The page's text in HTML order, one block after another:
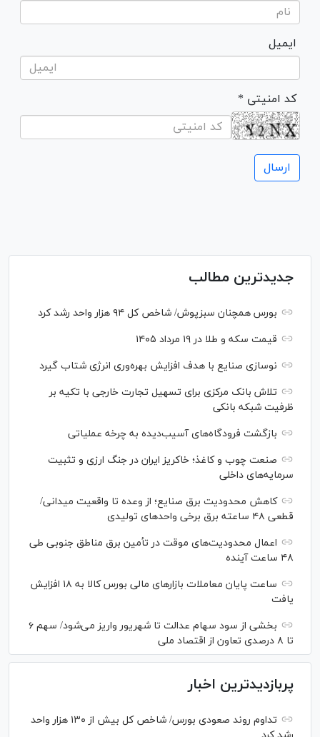
ایمیل
* کد امنیتی
جدیدترین مطالب
بورس همچنان سبزپوش/ شاخص کل ۹۴ هزار واحد رشد کرد
قیمت سکه و طلا در ۱۹ مرداد ۱۴۰۵
نوسازی صنایع با هدف افزایش بهره‌وری انرژی شتاب گیرد
تلاش بانک مرکزی برای تسهیل تجارت خارجی با تکیه بر
ظرفیت شبکه بانکی
بازگشت فرودگاه‌های آسیب‌دیده به چرخه عملیاتی
صنعت چوب و کاغذ؛ خاکریز ایران در جنگ ارزی و تثبیت
سرمایه‌های داخلی
کاهش محدودیت برق صنایع؛ از وعده تا واقعیت میدانی/
قطعی ۴۸ ساعته برق برخی واحد‌های تولیدی
اعمال محدودیت‌های موقت در تأمین برق مناطق جنوبی طی
۴۸ ساعت آینده
ساعت پایان معاملات بازار‌های مالی بورس کالا به ۱۸ افزایش
یافت
بخشی از سود سهام عدالت تا شهریور واریز می‌شود/ سهم ۶
تا ۸ درصدی تعاون از اقتصاد ملی
پربازدیدترین اخبار
تداوم روند صعودی بورس/ شاخص کل بیش از ۱۳۰ هزار واحد